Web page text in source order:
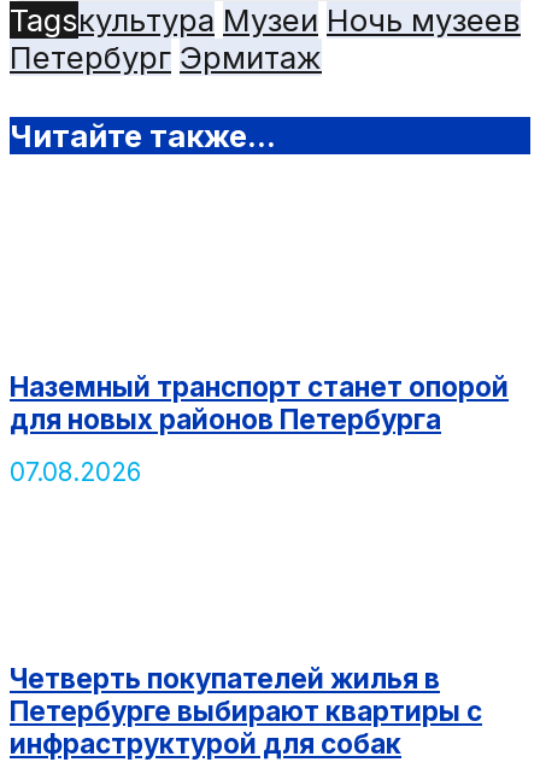
Tagsкультура Музеи Ночь музеев
Петербург Эрмитаж
Читайте также...
Наземный транспорт станет опорой
для новых районов Петербурга
07.08.2026
Четверть покупателей жилья в
Петербурге выбирают квартиры с
инфраструктурой для собак